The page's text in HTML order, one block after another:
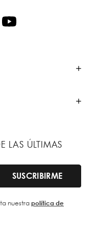
LAS ÚLTIMAS
SUSCRIBIRME
nuestrapolítica de